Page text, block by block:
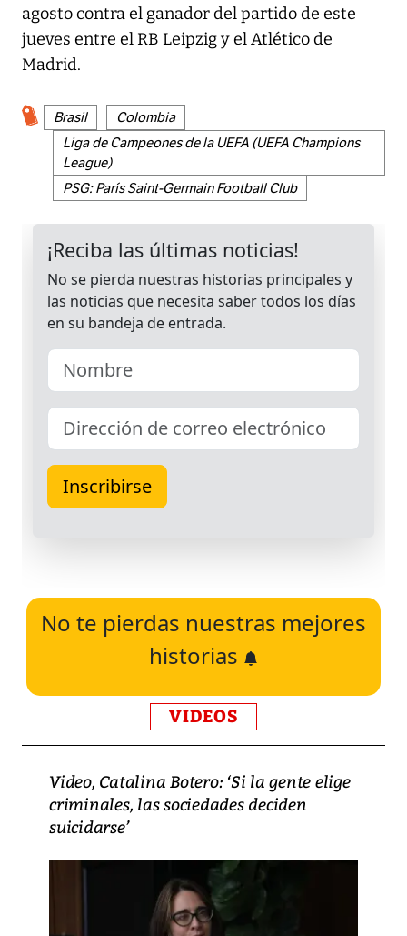
agosto contra el ganador del partido de este
jueves entre el RB Leipzig y el Atlético de
Madrid.
Brasil
Colombia
Liga de Campeones de la UEFA (UEFA Champions
League)
PSG: París Saint-Germain Football Club
No te pierdas nuestras mejores
historias
VIDEOS
Video, Catalina Botero: ‘Si la gente elige
criminales, las sociedades deciden
suicidarse’